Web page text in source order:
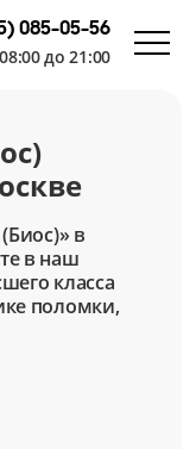
085-05-56
до 21:00
в
в наш
класса
поломки,